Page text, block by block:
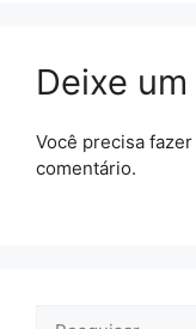
Deixe
Você precisa fazer
comentário.